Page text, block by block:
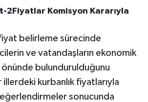
Fiyatlar Komisyon Kararıyla
belirleme sürecinde
ve vatandaşların ekonomik
önünde bulundurulduğunu
kurbanlık fiyatlarıyla
sonucunda